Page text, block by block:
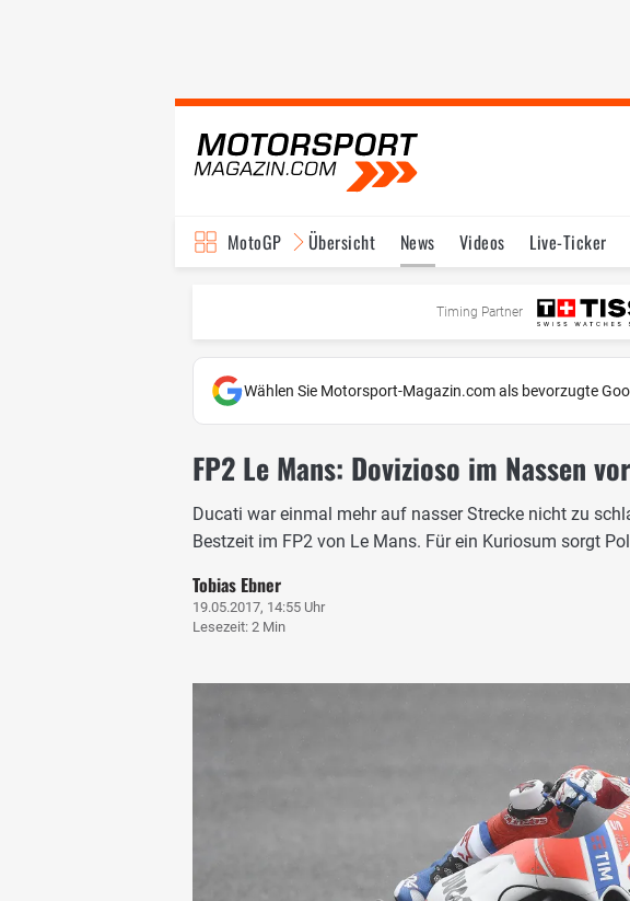
MotoGP Übersicht News Videos Live-Ticker
Testfahrten
Timing Partner
Wählen Sie Motorsport-Magazin.com als bevorzugte
FP2 Le Mans: Dovizioso im Nassen
Ducati war einmal mehr auf nasser Strecke nicht zu
Bestzeit im FP2 von Le Mans. Für ein Kuriosum sorgt
Tobias Ebner
19.05.2017, 14:55 Uhr
Lesezeit: 2 Min